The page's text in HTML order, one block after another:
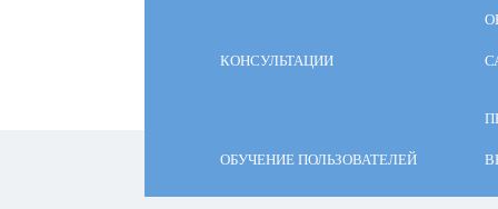
КОНСУЛЬТАЦИИ
ОБУЧЕНИЕ ПОЛЬЗОВАТЕЛЕЙ